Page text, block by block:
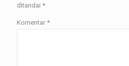
ditandai *
Komentar *